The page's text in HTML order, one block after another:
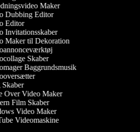
Maker
Dubbing Editor
Editor
Invitationsskaber
Maker til Dekoration
Skaber
Baggrundsmusik
Over Video Maker
Film Skaber
Video Maker
Videomaskine